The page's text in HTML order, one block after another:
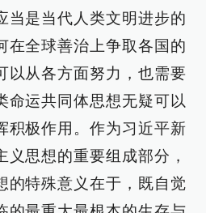
当是当代人类文明进步的
在全球善治上争取各国的
以从各方面努力，也需要
命运共同体思想无疑可以
积极作用。作为习近平新
义思想的重要组成部分，
的特殊意义在于，既自觉